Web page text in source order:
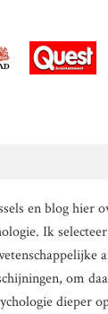
en blog hier
Ik selecteer
om
dieper